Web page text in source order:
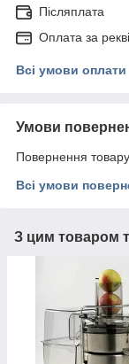
Післяплата
Оплата за
Всі умови оплати
Умови
Повернення
Всі умови
З цим товаром